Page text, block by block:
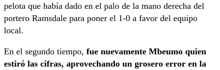
pelota que había dado en el palo de la mano derecha del
portero Ramsdale para poner el 1-0 a favor del equipo
local.
En el segundo tiempo, fue nuevamente Mbeumo quien
estiró las cifras, aprovechando un grosero error en la